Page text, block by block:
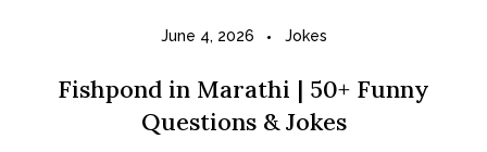
June 4, 2026 Jokes
Fishpond in Marathi | 50+ Funny
Questions & Jokes